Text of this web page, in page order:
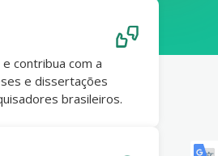
contribua com a
e dissertações
brasileiros.